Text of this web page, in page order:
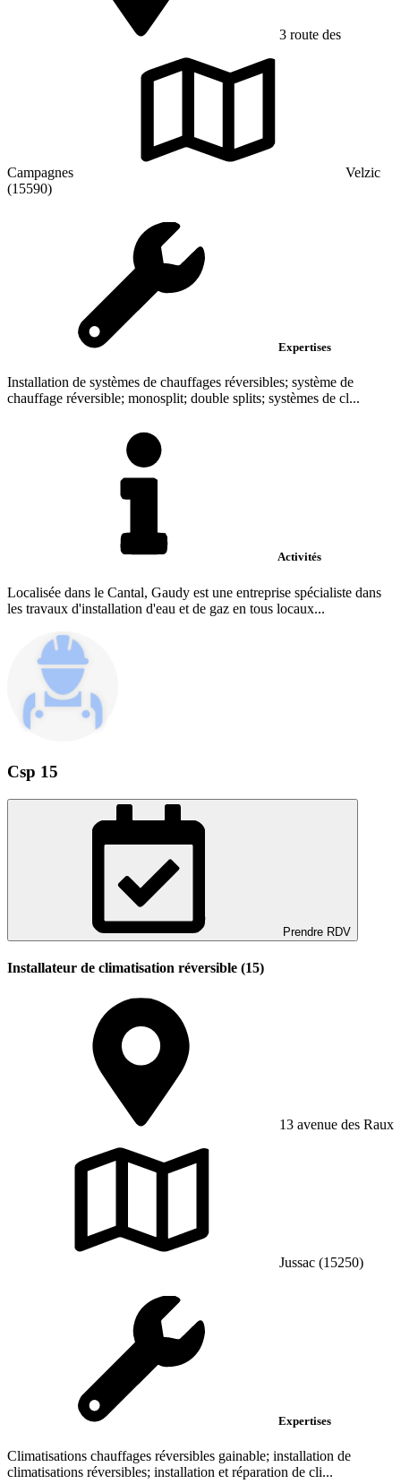
3 route des
Campagnes
Velzic
(15590)
Expertises
Installation de systèmes de chauffages réversibles; système de
chauffage réversible; monosplit; double splits; systèmes de cl...
Activités
Localisée dans le Cantal, Gaudy est une entreprise spécialiste dans
les travaux d'installation d'eau et de gaz en tous locaux...
Csp 15
Prendre RDV
Installateur de climatisation réversible (15)
13 avenue des Raux
Jussac (15250)
Expertises
Climatisations chauffages réversibles gainable; installation de
climatisations réversibles; installation et réparation de cli...